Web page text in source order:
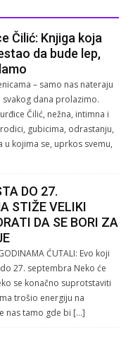
Čilić: Knjiga koja
da bude lep,
– samo nas nateraju
dana prolazimo.
Čilić, nežna, intimna i
gubicima, odrastanju,
kojima se, uprkos svemu,
DO 27.
STIŽE VELIKI
DA SE BORI ZA
GODINAMA ĆUTALI: Evo koji
27. septembra Neko će
se konačno suprotstaviti
trošio energiju na
nas tamo gde bi […]